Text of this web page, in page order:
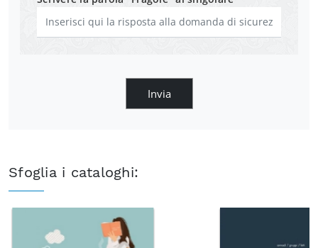
Invia
Sfoglia i cataloghi: